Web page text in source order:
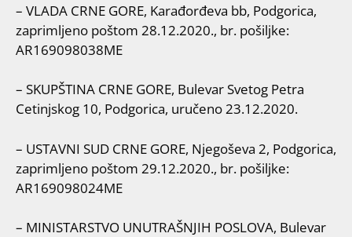
– VLADA CRNE GORE, Karađorđeva bb, Podgorica,
zaprimljeno poštom 28.12.2020., br. pošiljke:
AR169098038ME
– SKUPŠTINA CRNE GORE, Bulevar Svetog Petra
Cetinjskog 10, Podgorica, uručeno 23.12.2020.
– USTAVNI SUD CRNE GORE, Njegoševa 2, Podgorica,
zaprimljeno poštom 29.12.2020., br. pošiljke:
AR169098024ME
– MINISTARSTVO UNUTRAŠNJIH POSLOVA, Bulevar